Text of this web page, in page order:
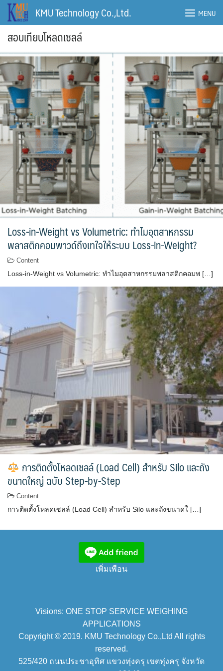
Skip
KMU Technology Co.,Ltd. MENU
สอบเทียบโหลดเซลล์
Loss-in-Weight vs Volumetric: ทำไมอุตสาหกรรม
พลาสติกคอมพาวด์ถึงเทใจให้ระบบ Loss-in-Weight?
Content
Loss-in-Weight vs Volumetric: ทำไมอุตสาหกรรมพลาสติกคอมพ […]
การติดตั้งโหลดเซลล์ (Load Cell) สำหรับ Silo และถัง
ขนาดใหญ่ ฉบับ Step-by-Step
Content
การติดตั้งโหลดเซลล์ (Load Cell) สำหรับ Silo และถังขนาดใ […]
เพิ่มเพือน
Visions: ONE STOP SERVICE WEIGHING
APPLICATIONS
Copyright © 2019. KMU Technology Co.,Ltd All rights
reserved.
525/420 ถนนประชาอุทิศ แขวงทุ่งครุ เขตทุ่งครุ จังหวัด